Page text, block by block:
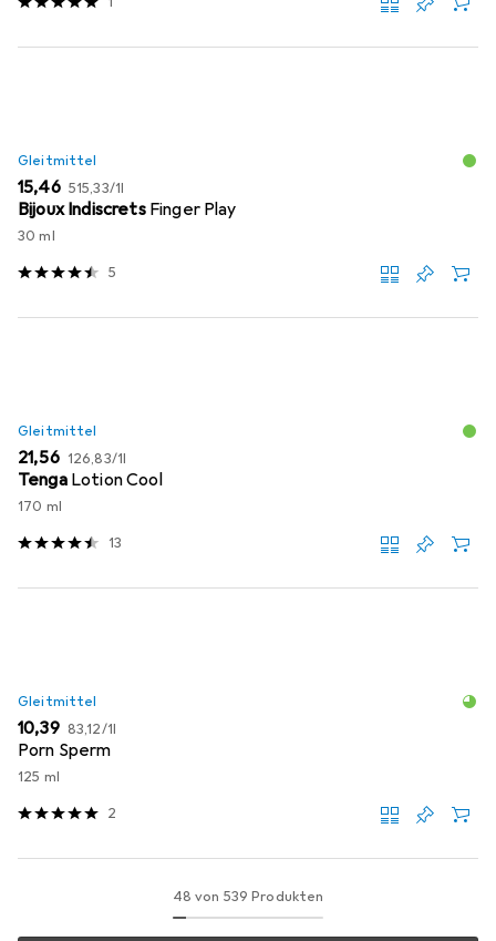
Gleitmittel
EUR
15,46 EUR
515,33/1l
Bijoux Indiscrets Finger Play
30 ml
5
Gleitmittel
EUR
21,56 EUR
126,83/1l
Tenga Lotion Cool
170 ml
13
Gleitmittel
EUR
10,39 EUR
83,12/1l
Porn Sperm
125 ml
2
48 von 539 Produkten